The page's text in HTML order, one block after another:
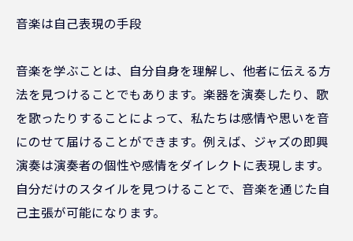
音楽は自己表現の手段
音楽を学ぶことは、自分自身を理解し、他者に伝える方
法を見つけることでもあります。楽器を演奏したり、歌
を歌ったりすることによって、私たちは感情や思いを音
にのせて届けることができます。例えば、ジャズの即興
演奏は演奏者の個性や感情をダイレクトに表現します。
自分だけのスタイルを見つけることで、音楽を通じた自
己主張が可能になります。